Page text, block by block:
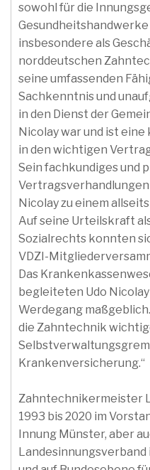
sowohl für die
Gesundheitshandwerke
insbesondere als
norddeutschen
seine umfassenden
Sachkenntnis und
in den Dienst der
Nicolay war und ist
in den wichtigen
Sein fachkundiges und
Nicolay zu einem
Auf seine Urteilskraft
Sozialrechts konnten
VDZI-
Das
begleiteten Udo
Werdegang
die Zahntechnik
Krankenversicherung.“
Zahntechnikermeister
1993 bis 2020 im
Innung Münster, aber